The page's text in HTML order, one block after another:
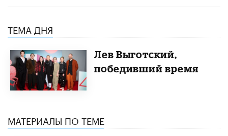
ТЕМА ДНЯ
Лев Выготский,
победивший время
МАТЕРИАЛЫ ПО ТЕМЕ